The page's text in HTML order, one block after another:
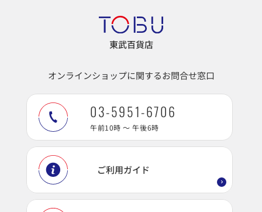
東武百貨店
オンラインショップに関するお問合せ窓口
03-5951-6706
午前10時 ～ 午後6時
ご利用ガイド